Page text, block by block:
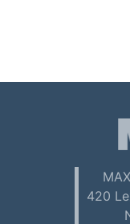
420